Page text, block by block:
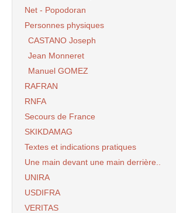
Net - Popodoran
Personnes physiques
CASTANO Joseph
Jean Monneret
Manuel GOMEZ
RAFRAN
RNFA
Secours de France
SKIKDAMAG
Textes et indications pratiques
Une main devant une main derrière..
UNIRA
USDIFRA
VERITAS